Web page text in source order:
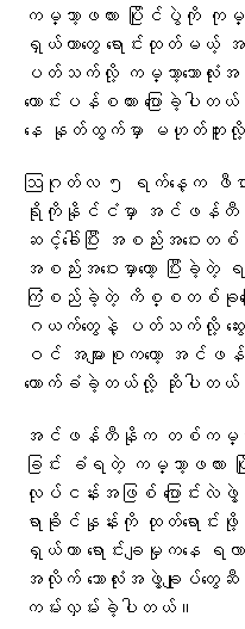
ကမ္ဘာ့ဖလား ပြိုင်ပွဲကို ကု
ရှယ်ယာတွေ ရောင်းထုတ်မယ့်
ပတ်သက်လို့ ကမ္ဘာ့ဘောလုံ
တောင်းပန်စကား ပြောခဲ့ပ
နေ နုတ်ထွက်မှာ မဟုတ်ဘူးလို့
ဩဂုတ်လ ၅ ရက်နေ့က ဖီဖာ
ရိုကိုနိုင်ငံမှာ အင်ဖန်
ဆင့်ခေါ်ပြီး အစည်းအဝေ
အစည်းအဝေးမှာတော့ ပြီ
ကြံစည်ခဲ့တဲ့ ကိစ္စတစ်ခုကြေ
ဂယက်တွေနဲ့ ပတ်သက်လို့ ဆွေ
ဝင် အများစုကတော့ အ
ထောက်ခံခဲ့တယ်လို့ ဆိုပါတယ်
အင်ဖန်တီနိုက တစ်ကမ္ဘ
ခြင်း ခံရတဲ့ ကမ္ဘာ့ဖလာ
လုပ်ငန်းအဖြစ် ပြောင်း
ရာခိုင်နှုန်းကို ထုတ်ရောင်
ရှယ်ယာ ရောင်းချမှုကနေ
အလိုက် ဘောလုံးအဖွဲ့ချုပ်တွေ
ကမ်းလှမ်းခဲ့ပါတယ်။